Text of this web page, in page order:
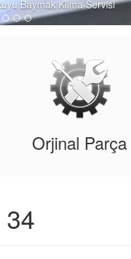
Orjinal Parça